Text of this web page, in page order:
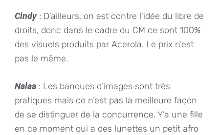
Cindy: D’ailleurs, on est contre l’idée du libre de
droits, donc dans le cadre du CM ce sont 100%
des visuels produits par Acerola. Le prix n’est
pas le même.
Nalaa : Les banques d’images sont très
pratiques mais ce n’est pas la meilleure façon
de se distinguer de la concurrence. Y’a une fille
en ce moment qui a des lunettes un petit afro